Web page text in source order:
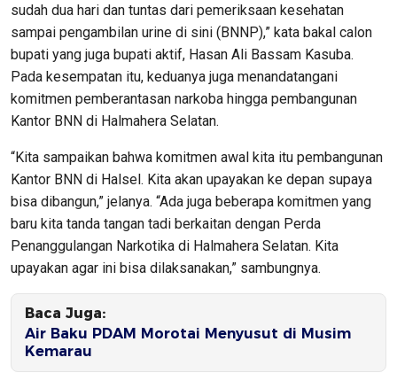
sudah dua hari dan tuntas dari pemeriksaan kesehatan
sampai pengambilan urine di sini (BNNP),” kata bakal calon
bupati yang juga bupati aktif, Hasan Ali Bassam Kasuba.
Pada kesempatan itu, keduanya juga menandatangani
komitmen pemberantasan narkoba hingga pembangunan
Kantor BNN di Halmahera Selatan.
“Kita sampaikan bahwa komitmen awal kita itu pembangunan
Kantor BNN di Halsel. Kita akan upayakan ke depan supaya
bisa dibangun,” jelanya. “Ada juga beberapa komitmen yang
baru kita tanda tangan tadi berkaitan dengan Perda
Penanggulangan Narkotika di Halmahera Selatan. Kita
upayakan agar ini bisa dilaksanakan,” sambungnya.
Baca Juga:
Air Baku PDAM Morotai Menyusut di Musim
Kemarau